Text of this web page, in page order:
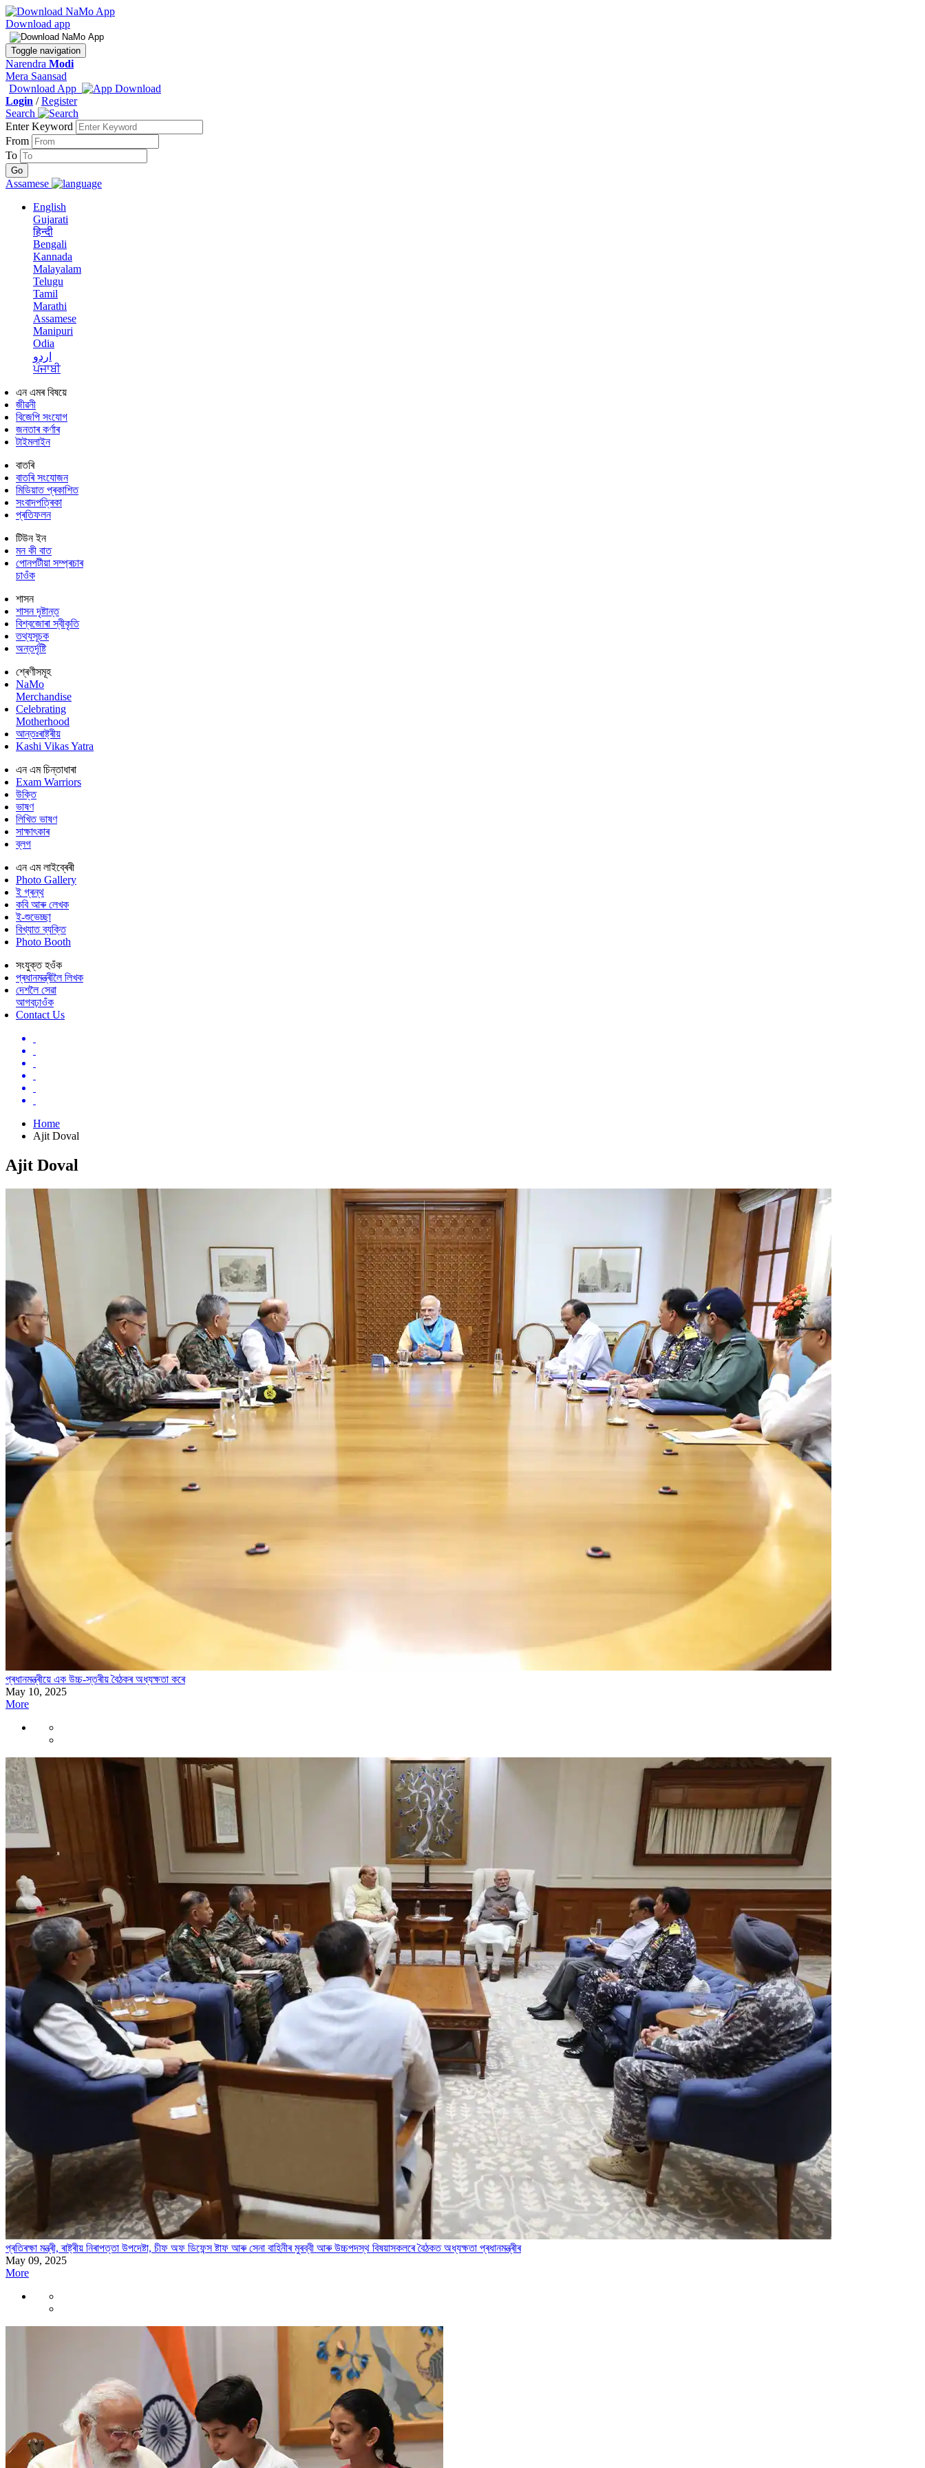
Download app
Toggle navigation
Narendra Modi
Mera Saansad
Download App
Login /Register
Search
Enter Keyword
From
To
Assamese
English
Gujarati
हिन्दी
Bengali
Kannada
Malayalam
Telugu
Tamil
Marathi
Assamese
Manipuri
Odia
اردو
ਪੰਜਾਬੀ
এন এমৰ বিষয়ে
জীৱনী
বিজেপি সংযোগ
জনতাৰ কৰ্ণাৰ
টাইমলাইন
বাতৰি
বাতৰি সংযোজন
মিডিয়াত প্ৰকাশিত
সংবাদপত্ৰিকা
প্ৰতিফলন
টিউন ইন
মন কী বাত
পোনপটীয়া সম্প্ৰচাৰ
চাওঁক
শাসন
শাসন দৃষ্টান্ত
বিশ্বজোৰা স্বীকৃতি
তথ্যসূচক
অন্তৰ্দৃষ্টি
শ্ৰেণীসমূহ
NaMo
Merchandise
Celebrating
Motherhood
আন্তঃৰাষ্ট্ৰীয়
Kashi Vikas Yatra
এন এম চিন্তাধাৰা
Exam Warriors
উক্তি
ভাষণ
লিখিত ভাষণ
সাক্ষাৎকাৰ
ব্লগ
এন এম লাইব্ৰেৰী
Photo Gallery
ই গ্ৰন্থ
কবি আৰু লেখক
ই-শুভেচ্ছা
বিখ্যাত ব্যক্তি
Photo Booth
সংযুক্ত হওঁক
প্ৰধানমন্ত্ৰীলৈ লিখক
দেশলৈ সেৱা
আগবঢ়াওঁক
Contact Us
Home
Ajit Doval
Ajit Doval
প্ৰধানমন্ত্ৰীয়ে এক উচ্চ-স্তৰীয় বৈঠকৰ অধ্যক্ষতা কৰে
May 10, 2025
More
প্ৰতিৰক্ষা মন্ত্ৰী, ৰাষ্ট্ৰীয় নিৰাপত্তা উপদেষ্টা, চীফ অফ ডিফেন্স ষ্টাফ আৰু সেনা বাহিনীৰ মুৰব্বী আৰু উচ্চপদস্থ বিষয়াসকলৰে বৈঠকত অধ্যক্ষতা প্ৰধানমন্ত্ৰীৰ
May 09, 2025
More